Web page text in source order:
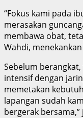
“Fokus kami pada
merasakan
membawa obat,
Wahdi,
Sebelum
intensif dengan
memetakan
lapangan sudah
bergerak bersama,”